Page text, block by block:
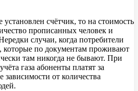
счётчик, то на стоимость
прописанных человек и
случаи, когда потребители
которые по документам проживают
там никогда не бывают. При
газа абоненты платят за
зависимости от количества